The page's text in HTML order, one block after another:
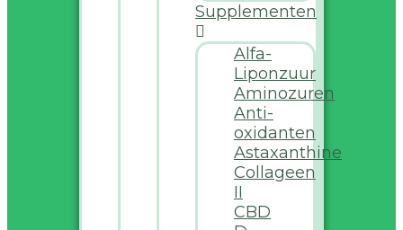
Supplementen
Alfa-
Liponzuur
Aminozuren
Anti-
oxidanten
Astaxanthine
Collageen
II
CBD